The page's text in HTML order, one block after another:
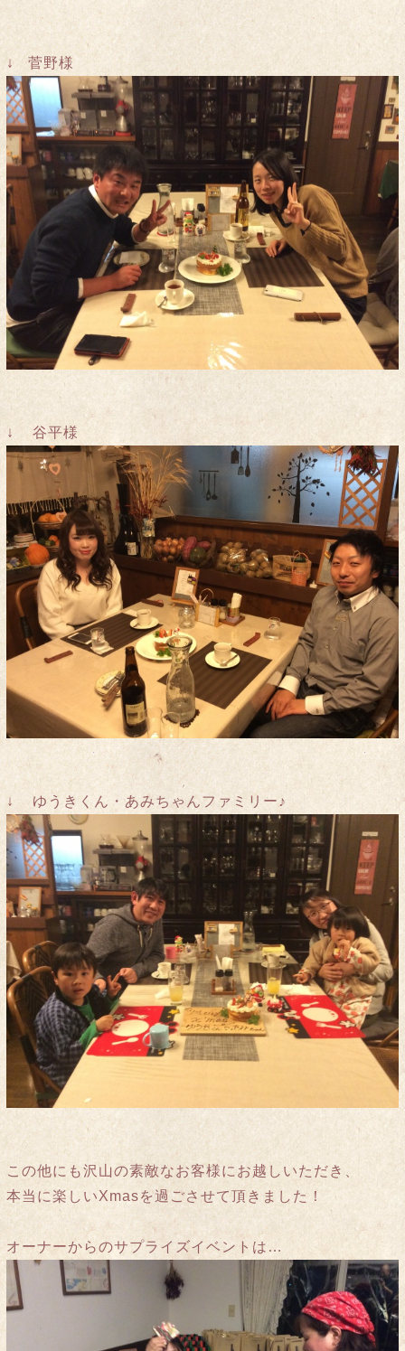
↓ 菅野様
↓ 谷平様
↓ ゆうきくん・あみちゃんファミリー♪
この他にも沢山の素敵なお客様にお越しいただき、
本当に楽しいXmasを過ごさせて頂きました！
オーナーからのサプライズイベントは…